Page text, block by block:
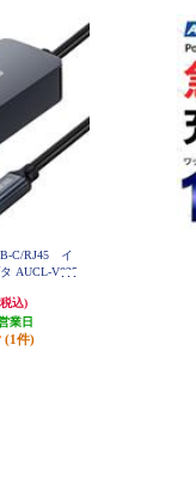
C/RJ45 イ
AUCL-V025
込)
業日
(1件)